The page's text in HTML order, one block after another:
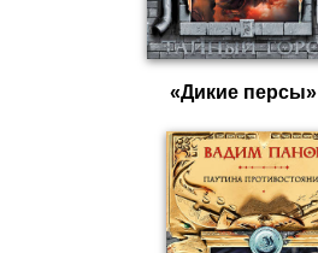
«Дикие персы»